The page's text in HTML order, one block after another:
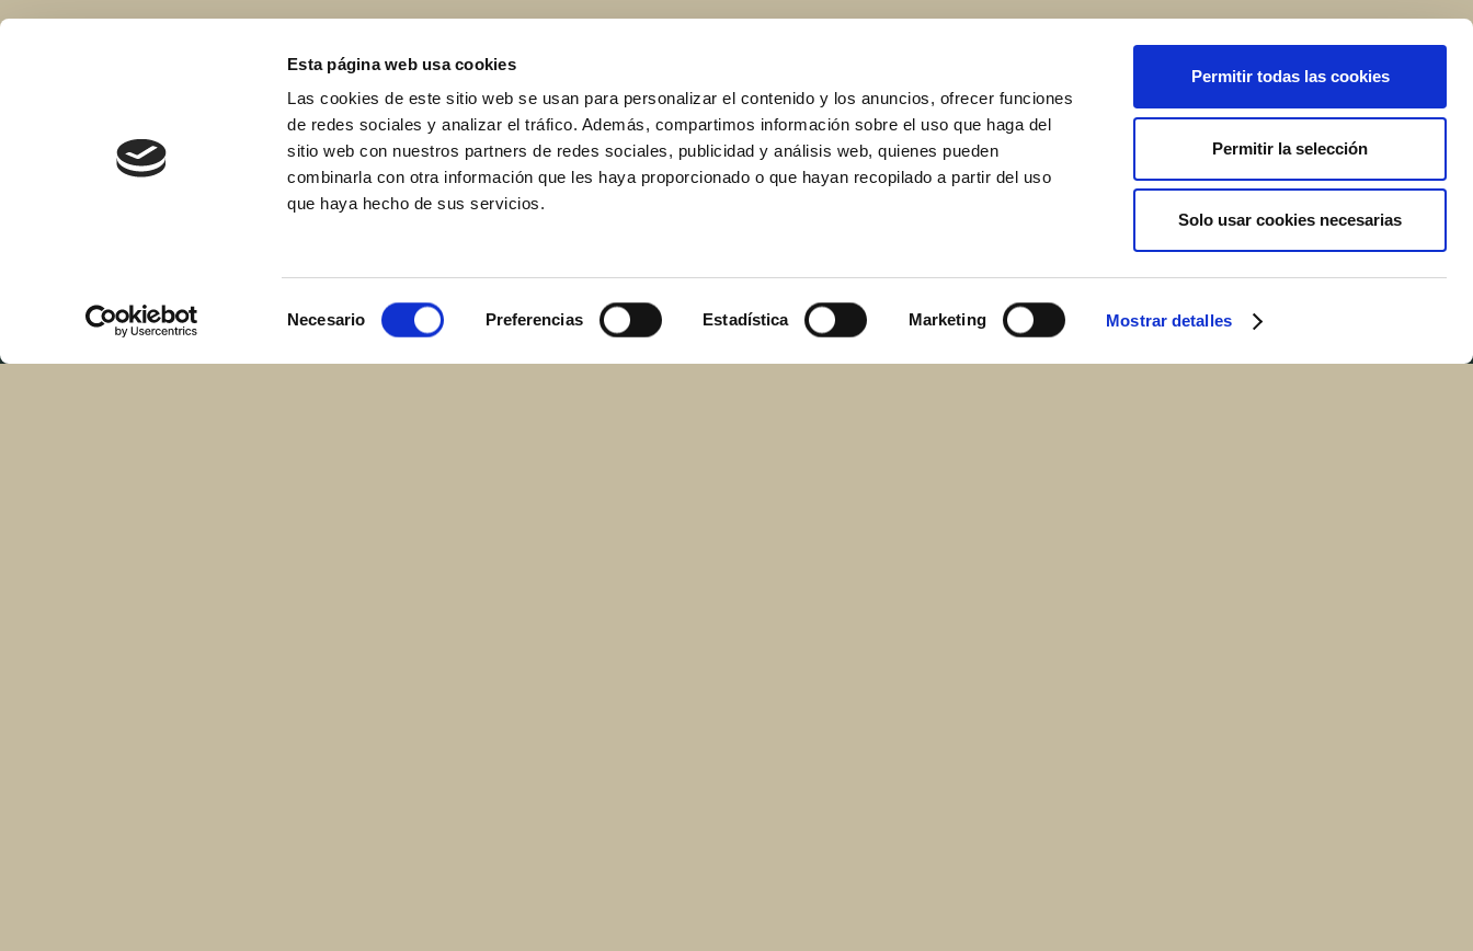
Esta página web usa cookies
Las cookies de este sitio web se usan para personalizar el contenido y los anuncios, ofrecer funciones
de redes sociales y analizar el tráfico. Además, compartimos información sobre el uso que haga del
sitio web con nuestros partners de redes sociales, publicidad y análisis web, quienes pueden
combinarla con otra información que les haya proporcionado o que hayan recopilado a partir del uso
que haya hecho de sus servicios.
Necesario Preferencias Estadística Marketing Mostrar detalles
Permitir todas las cookies
Permitir la selección
Solo usar cookies necesarias